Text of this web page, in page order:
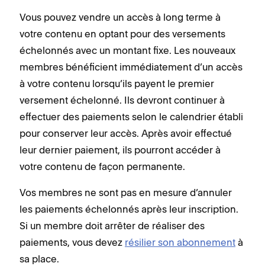
Vous pouvez vendre un accès à long terme à
votre contenu en optant pour des versements
échelonnés avec un montant fixe. Les nouveaux
membres bénéficient immédiatement d’un accès
à votre contenu lorsqu’ils payent le premier
versement échelonné. Ils devront continuer à
effectuer des paiements selon le calendrier établi
pour conserver leur accès. Après avoir effectué
leur dernier paiement, ils pourront accéder à
votre contenu de façon permanente.
Vos membres ne sont pas en mesure d’annuler
les paiements échelonnés après leur inscription.
Si un membre doit arrêter de réaliser des
paiements, vous devez résilier son abonnement à
sa place.